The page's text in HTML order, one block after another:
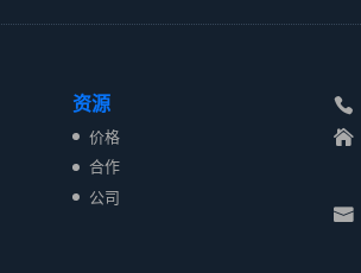
资源
价格
合作
公司